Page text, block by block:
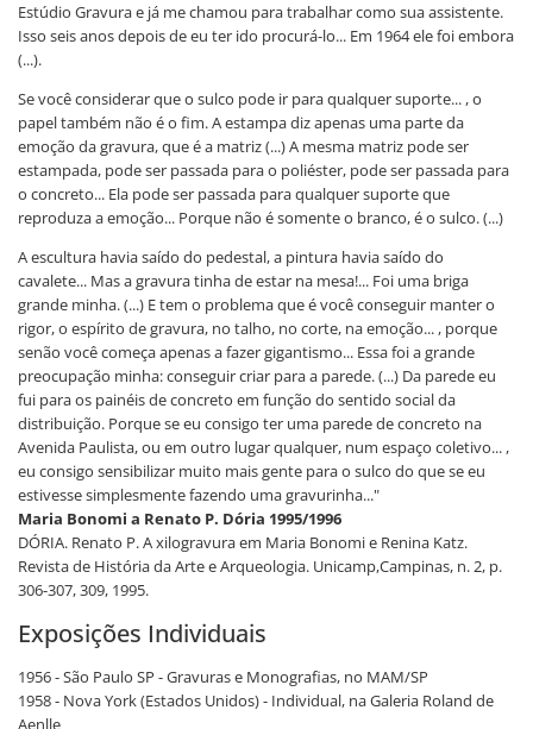
Estúdio Gravura e já me chamou para trabalhar como sua assistente.
Isso seis anos depois de eu ter ido procurá-lo... Em 1964 ele foi embora
(...).
Se você considerar que o sulco pode ir para qualquer suporte... , o
papel também não é o fim. A estampa diz apenas uma parte da
emoção da gravura, que é a matriz (...) A mesma matriz pode ser
estampada, pode ser passada para o poliéster, pode ser passada para
o concreto... Ela pode ser passada para qualquer suporte que
reproduza a emoção... Porque não é somente o branco, é o sulco. (...)
A escultura havia saído do pedestal, a pintura havia saído do
cavalete... Mas a gravura tinha de estar na mesa!... Foi uma briga
grande minha. (...) E tem o problema que é você conseguir manter o
rigor, o espírito de gravura, no talho, no corte, na emoção... , porque
senão você começa apenas a fazer gigantismo... Essa foi a grande
preocupação minha: conseguir criar para a parede. (...) Da parede eu
fui para os painéis de concreto em função do sentido social da
distribuição. Porque se eu consigo ter uma parede de concreto na
Avenida Paulista, ou em outro lugar qualquer, num espaço coletivo... ,
eu consigo sensibilizar muito mais gente para o sulco do que se eu
estivesse simplesmente fazendo uma gravurinha..."
Maria Bonomi a Renato P. Dória 1995/1996
DÓRIA. Renato P. A xilogravura em Maria Bonomi e Renina Katz.
Revista de História da Arte e Arqueologia. Unicamp,Campinas, n. 2, p.
306-307, 309, 1995.
Exposições Individuais
1956 - São Paulo SP - Gravuras e Monografias, no MAM/SP
1958 - Nova York (Estados Unidos) - Individual, na Galeria Roland de
Aenlle